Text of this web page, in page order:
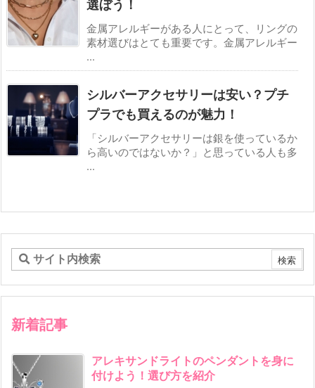
選ぼう！
金属アレルギーがある人にとって、リングの
素材選びはとても重要です。金属アレルギー
...
シルバーアクセサリーは安い？プチ
プラでも買えるのが魅力！
「シルバーアクセサリーは銀を使っているか
ら高いのではないか？」と思っている人も多
...
新着記事
アレキサンドライトのペンダントを身に
付けよう！選び方を紹介